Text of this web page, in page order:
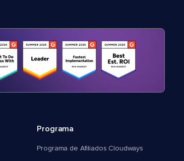
Programa
Programa de Afiliados Cloudways